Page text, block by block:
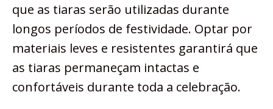
que as tiaras serão utilizadas durante
longos períodos de festividade. Optar por
materiais leves e resistentes garantirá que
as tiaras permaneçam intactas e
confortáveis durante toda a celebração.